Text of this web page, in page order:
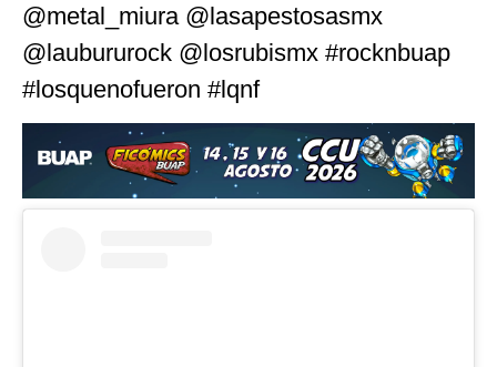
@metal_miura @lasapestosasmx
@laubururock @losrubismx #rocknbuap
#losquenofueron #lqnf